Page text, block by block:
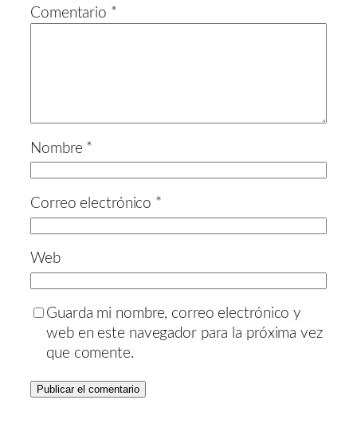
Comentario *
Nombre *
Correo electrónico *
Web
Guarda mi nombre, correo electrónico y
web en este navegador para la próxima vez
que comente.